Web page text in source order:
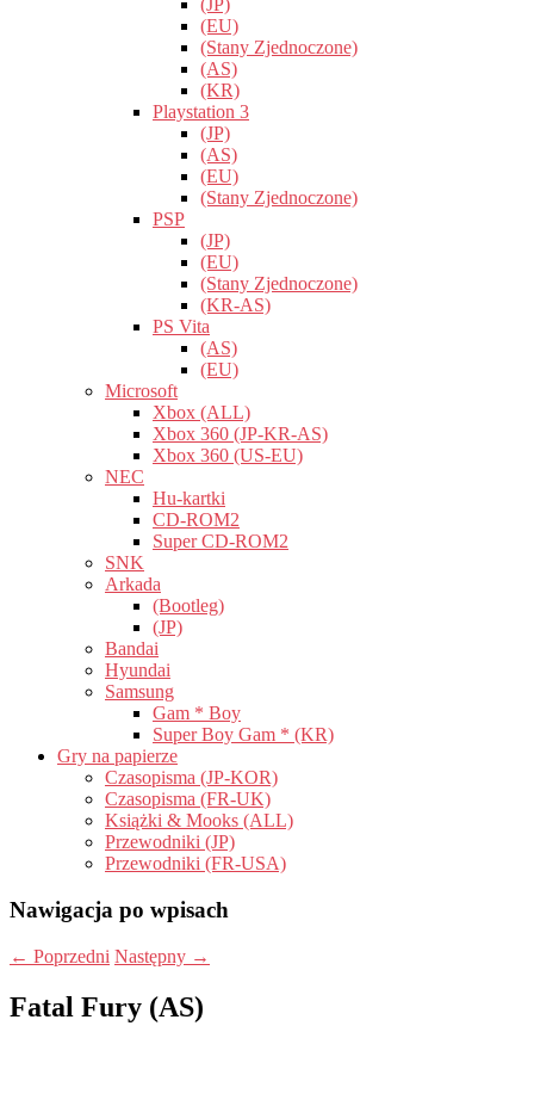
(JP)
(EU)
(Stany Zjednoczone)
(AS)
(KR)
Playstation 3
(JP)
(AS)
(EU)
(Stany Zjednoczone)
PSP
(JP)
(EU)
(Stany Zjednoczone)
(KR-AS)
PS Vita
(AS)
(EU)
Microsoft
Xbox (ALL)
Xbox 360 (JP-KR-AS)
Xbox 360 (US-EU)
NEC
Hu-kartki
CD-ROM2
Super CD-ROM2
SNK
Arkada
(Bootleg)
(JP)
Bandai
Hyundai
Samsung
Gam * Boy
Super Boy Gam * (KR)
Gry na papierze
Czasopisma (JP-KOR)
Czasopisma (FR-UK)
Książki & Mooks (ALL)
Przewodniki (JP)
Przewodniki (FR-USA)
Nawigacja po wpisach
← Poprzedni Następny →
Fatal Fury (AS)